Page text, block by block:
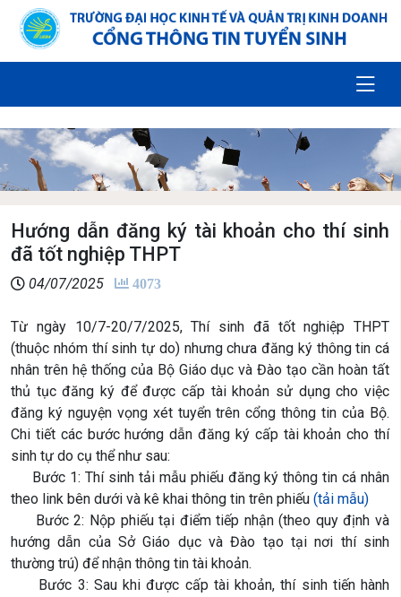
Hướng dẫn đăng ký tài khoản cho thí sinh
đã tốt nghiệp THPT
04/07/2025 4073
Từ ngày 10/7-20/7/2025, Thí sinh đã tốt nghiệp THPT
(thuộc nhóm thí sinh tự do) nhưng chưa đăng ký thông tin cá
nhân trên hệ thống của Bộ Giáo dục và Đào tạo cần hoàn tất
thủ tục đăng ký để được cấp tài khoản sử dụng cho việc
đăng ký nguyện vọng xét tuyển trên cổng thông tin của Bộ.
Chi tiết các bước hướng dẫn đăng ký cấp tài khoản cho thí
sinh tự do cụ thể như sau:
Bước 1: Thí sinh tải mẫu phiếu đăng ký thông tin cá nhân
theo link bên dưới và kê khai thông tin trên phiếu (tải mẫu)
Bước 2: Nộp phiếu tại điểm tiếp nhận (theo quy định và
hướng dẫn của Sở Giáo dục và Đào tạo tại nơi thí sinh
thường trú) để nhận thông tin tài khoản.
Bước 3: Sau khi được cấp tài khoản, thí sinh tiến hành